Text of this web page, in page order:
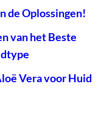
de Oplossingen!
van het Beste
Vera voor Huid